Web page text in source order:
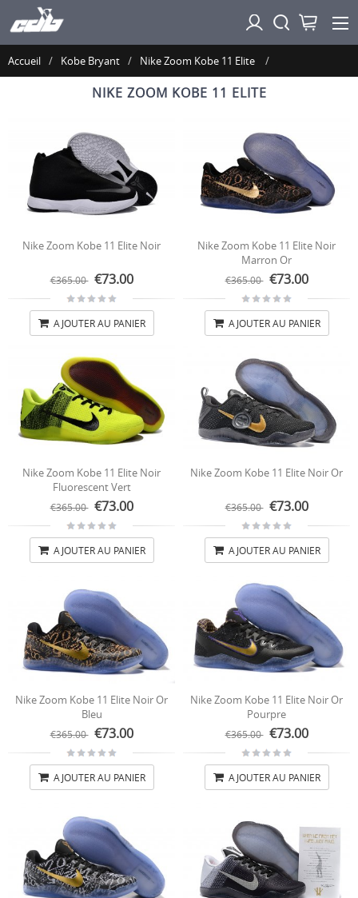
Accueil Kobe Bryant Nike Zoom Kobe 11 Elite
NIKE ZOOM KOBE 11 ELITE
Nike Zoom Kobe 11 Elite Noir
€365.00 €73.00
AJOUTER AU PANIER
Nike Zoom Kobe 11 Elite Noir
Marron Or
€365.00 €73.00
AJOUTER AU PANIER
Nike Zoom Kobe 11 Elite Noir
Fluorescent Vert
€365.00 €73.00
AJOUTER AU PANIER
Nike Zoom Kobe 11 Elite Noir Or
€365.00 €73.00
AJOUTER AU PANIER
Nike Zoom Kobe 11 Elite Noir Or
Bleu
€365.00 €73.00
AJOUTER AU PANIER
Nike Zoom Kobe 11 Elite Noir Or
Pourpre
€365.00 €73.00
AJOUTER AU PANIER